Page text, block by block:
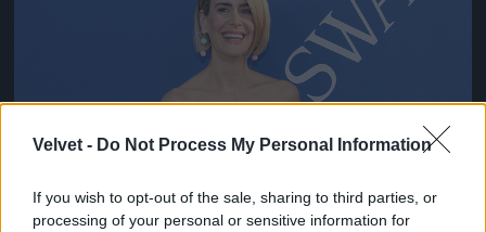
Velvet - Do Not Process My Personal Information
If you wish to opt-out of the sale, sharing to third parties, or
processing of your personal or sensitive information for